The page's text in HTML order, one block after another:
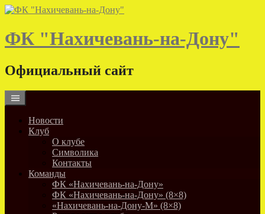
Skip
content
ФК "Нахичевань-на-Дону"
Официальный сайт
Новости
Клуб
О клубе
Символика
Контакты
Команды
ФК «Нахичевань-на-Дону»
ФК «Нахичевань-на-Дону» (8×8)
«Нахичевань-на-Дону-М» (8×8)